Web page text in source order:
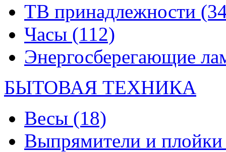
ТВ принадлежности
Часы (112)
Энергосберегающие
БЫТОВАЯ ТЕХНИКА
Весы (18)
Выпрямители и